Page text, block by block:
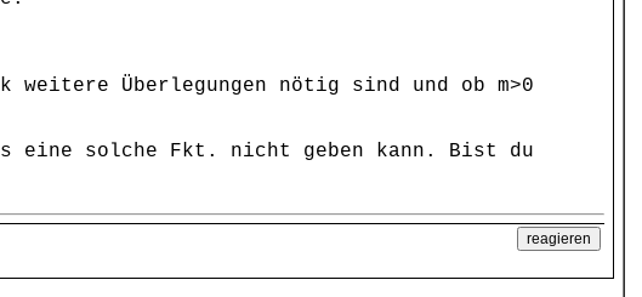
Überlegungen nötig sind und ob m>0
eine solche Fkt. nicht geben kann. Bist du